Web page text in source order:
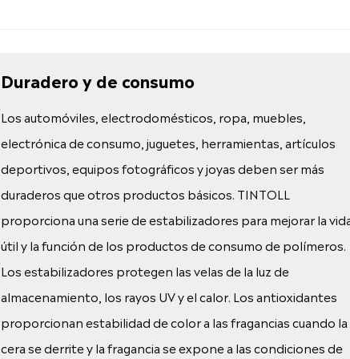
Duradero y de consumo
Los automóviles, electrodomésticos, ropa, muebles,
electrónica de consumo, juguetes, herramientas, artículos
deportivos, equipos fotográficos y joyas deben ser más
duraderos que otros productos básicos. TINTOLL
proporciona una serie de estabilizadores para mejorar la
útil y la función de los productos de consumo de polímeros.
Los estabilizadores protegen las velas de la luz de
almacenamiento, los rayos UV y el calor. Los antioxidantes
proporcionan estabilidad de color a las fragancias cuando la
cera se derrite y la fragancia se expone a las condiciones de